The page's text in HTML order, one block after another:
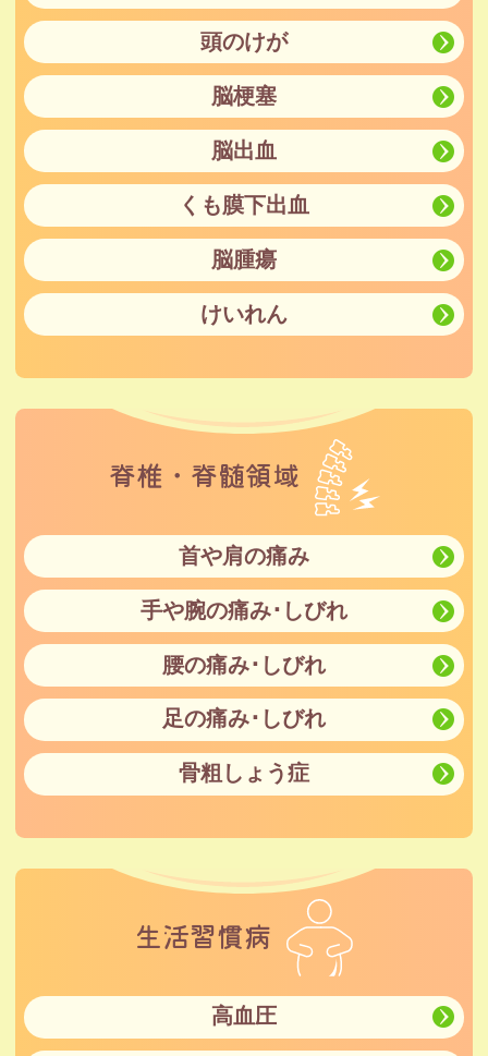
頭のけが
脳梗塞
脳出血
くも膜下出血
脳腫瘍
けいれん
脊椎・脊髄領域
首や肩の痛み
手や腕の痛み･しびれ
腰の痛み･しびれ
足の痛み･しびれ
骨粗しょう症
生活習慣病
高血圧